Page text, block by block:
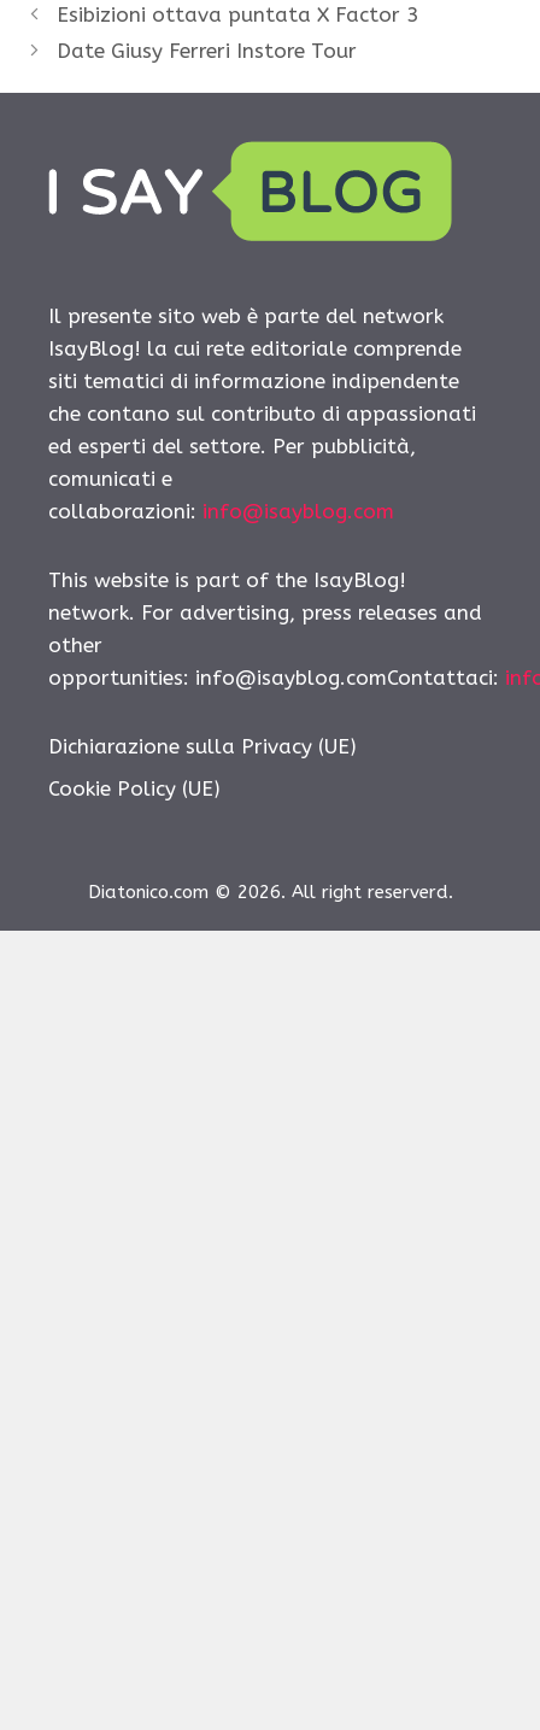
Esibizioni ottava puntata X Factor 3
Date Giusy Ferreri Instore Tour
Il presente sito web è parte del network
IsayBlog! la cui rete editoriale comprende
siti tematici di informazione indipendente
che contano sul contributo di appassionati
ed esperti del settore. Per pubblicità,
comunicati e
collaborazioni: info@isayblog.com
This website is part of the IsayBlog!
network. For advertising, press releases and
other
opportunities: info@isayblog.comContattaci:
Dichiarazione sulla Privacy (UE)
Cookie Policy (UE)
Diatonico.com © 2026. All right reserverd.